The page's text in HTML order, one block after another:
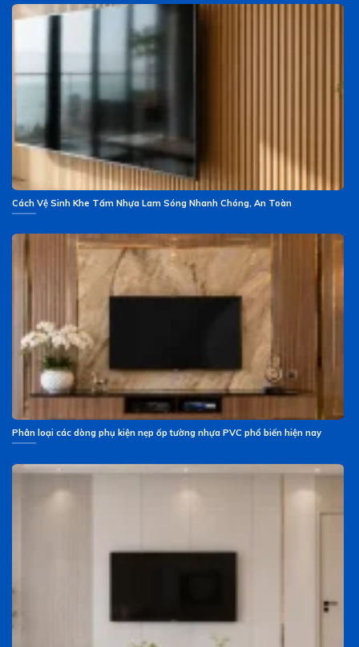
Cách Vệ Sinh Khe Tấm Nhựa Lam Sóng Nhanh Chóng, An Toàn
Phân loại các dòng phụ kiện nẹp ốp tường nhựa PVC phổ biến hiện nay